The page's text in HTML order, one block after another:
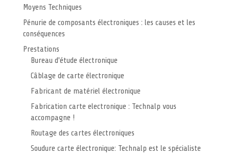
Moyens Techniques
Pénurie de composants électroniques : les causes et les
conséquences
Prestations
Bureau d'étude électronique
Câblage de carte électronique
Fabricant de matériel électronique
Fabrication carte electronique : Technalp vous
accompagne !
Routage des cartes électroniques
Soudure carte électronique: Technalp est le spécialiste